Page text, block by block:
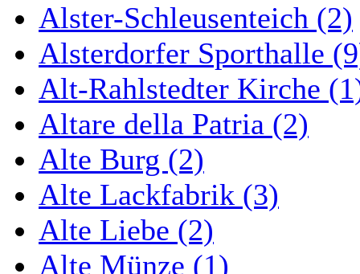
Alster-Schleusenteich (2)
Alsterdorfer Sporthalle
Alt-Rahlstedter Kirche
Altare della Patria (2)
Alte Burg (2)
Alte Lackfabrik (3)
Alte Liebe (2)
Alte Münze (1)